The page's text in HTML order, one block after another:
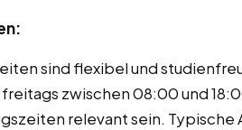
sind flexibel und
zwischen 08:00 und
relevant sein.